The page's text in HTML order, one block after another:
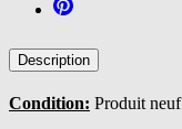
Description
Condition: Produit neuf